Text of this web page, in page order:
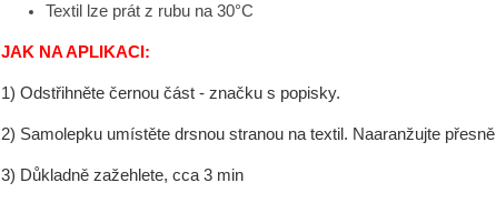
Textil lze prát z rubu na 30°C
JAK NA APLIKACI:
1) Odstřihněte černou část - značku s popisky.
2) Samolepku umístěte drsnou stranou na textil. Naaranžujte
3) Důkladně zažehlete, cca 3 min